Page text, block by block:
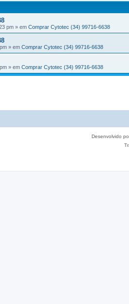
pm » em Comprar Cytotec (34) 99716-6638
» em Comprar Cytotec (34) 99716-6638
» em Comprar Cytotec (34) 99716-6638
Desenvolvido